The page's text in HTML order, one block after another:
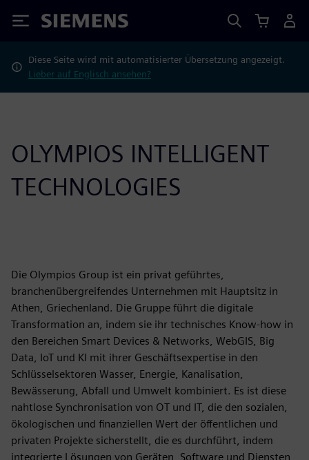
Siemens
Diese Seite wird mit automatisierter Übersetzung angezeigt.
Lieber auf Englisch ansehen?
OLYMPIOS INTELLIGENT
TECHNOLOGIES
Die Olympios Group ist ein privat geführtes,
branchenübergreifendes Unternehmen mit Hauptsitz in
Athen, Griechenland. Die Gruppe führt die digitale
Transformation an, indem sie ihr technisches Know-how in
den Bereichen Smart Devices & Networks, WebGIS, Big
Data, IoT und KI mit ihrer Geschäftsexpertise in den
Schlüsselsektoren Wasser, Energie, Kanalisation,
Bewässerung, Abfall und Umwelt kombiniert. Es ist diese
nahtlose Synchronisation von OT und IT, die den sozialen,
ökologischen und finanziellen Wert der öffentlichen und
privaten Projekte sicherstellt, die es durchführt, indem
integrierte Lösungen von Geräten, Software und Diensten